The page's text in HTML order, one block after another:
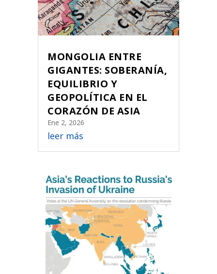
MONGOLIA ENTRE
GIGANTES: SOBERANÍA,
EQUILIBRIO Y
GEOPOLÍTICA EN EL
CORAZÓN DE ASIA
Ene 2, 2026
leer más